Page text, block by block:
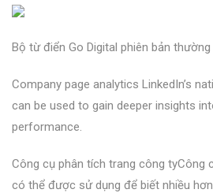
Bộ từ điển Go Digital phiên bản thường
Company page analytics LinkedIn’s
can be used to gain deeper insights
performance.
Công cụ phân tích trang công tyCông
có thể được sử dụng để biết nhiều